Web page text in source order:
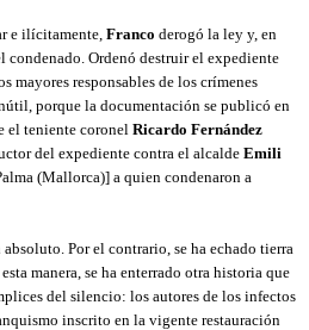
e ilícitamente, Franco derogó la ley y, en
condenado. Ordenó destruir el expediente
mayores responsables de los crímenes
porque la documentación se publicó en
el teniente coronel Ricardo Fernández
del expediente contra el alcalde Emili
(Mallorca)] a quien condenaron a
Por el contrario, se ha echado tierra
manera, se ha enterrado otra historia que
del silencio: los autores de los infectos
inscrito en la vigente restauración